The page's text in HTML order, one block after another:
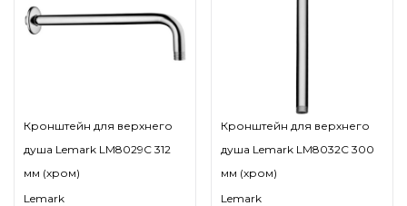
Кронштейн для верхнего
душа Lemark LM8029C 312
мм (хром)
Lemark
Кронштейн для верхнего
душа Lemark LM8032C 300
мм (хром)
Lemark